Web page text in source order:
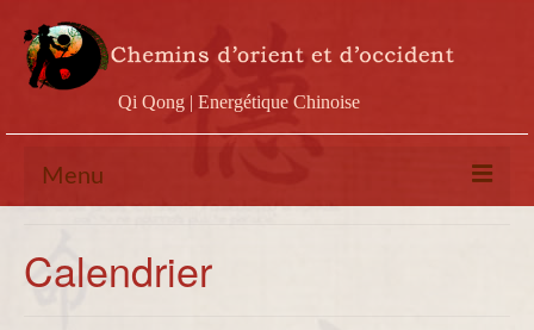
Qi Qong | Energétique Chinoise
Menu
Stages
Calendrier